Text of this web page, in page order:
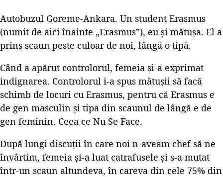
Autobuzul Goreme-Ankara. Un student Erasmus
(numit de aici înainte „Erasmus”), eu și mătușa. El a
prins scaun peste culoar de noi, lângă o tipă.
Când a apărut controlorul, femeia și-a exprimat
indignarea. Controlorul i-a spus mătușii să facă
schimb de locuri cu Erasmus, pentru că Erasmus e
de gen masculin și tipa din scaunul de lângă e de
gen feminin. Ceea ce Nu Se Face.
După lungi discuții în care noi n-aveam chef să ne
învârtim, femeia și-a luat catrafusele și s-a mutat
într-un scaun altundeva, în careva din cele 75% din